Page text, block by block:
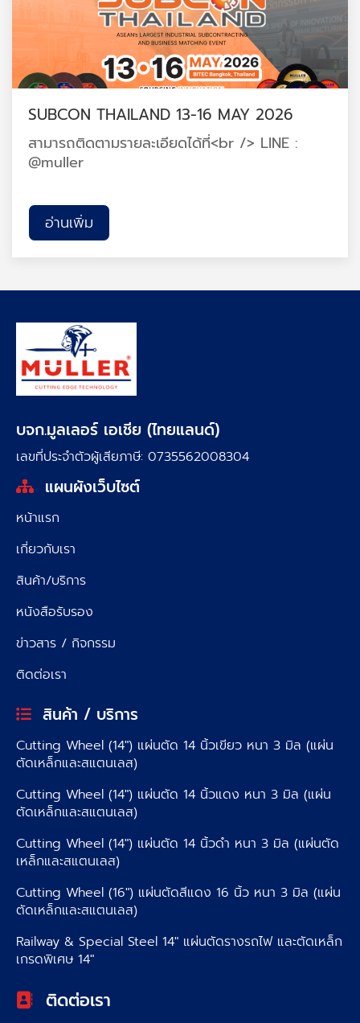
SUBCON THAILAND 13-16 MAY 2026
สามารถติดตามรายละเอียดได้ที่<br /> LINE :
@muller
อ่านเพิ่ม
บจก.มูลเลอร์ เอเชีย (ไทยแลนด์)
เลขที่ประจำตัวผู้เสียภาษี: 0735562008304
แผนผังเว็บไซต์
หน้าแรก
เกี่ยวกับเรา
สินค้า/บริการ
หนังสือรับรอง
ข่าวสาร / กิจกรรม
ติดต่อเรา
สินค้า / บริการ
Cutting Wheel (14″) แผ่นตัด 14 นิ้วเขียว หนา 3 มิล (แผ่น
ตัดเหล็กและสแตนเลส)
Cutting Wheel (14″) แผ่นตัด 14 นิ้วแดง หนา 3 มิล (แผ่น
ตัดเหล็กและสแตนเลส)
Cutting Wheel (14″) แผ่นตัด 14 นิ้วดำ หนา 3 มิล (แผ่นตัด
เหล็กและสแตนเลส)
Cutting Wheel (16″) แผ่นตัดสีแดง 16 นิ้ว หนา 3 มิล (แผ่น
ตัดเหล็กและสแตนเลส)
Railway & Special Steel 14″ แผ่นตัดรางรถไฟ และตัดเหล็ก
เกรดพิเศษ 14″
ติดต่อเรา